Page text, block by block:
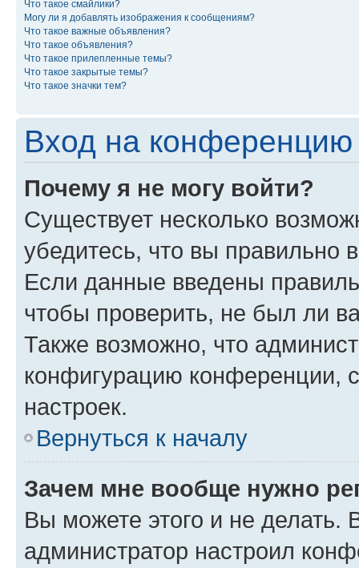
Что такое смайлики?
Могу ли я добавлять изображения к сообщениям?
Что такое важные объявления?
Что такое объявления?
Что такое прилепленные темы?
Что такое закрытые темы?
Что такое значки тем?
Вход на конференцию
Почему я не могу войти?
Существует несколько
убедитесь, что вы правильно
Если данные введены
чтобы проверить, не был ли
Также возможно, что
конфигурацию конференции,
настроек.
Вернуться к началу
Зачем мне вообще нужно
Вы можете этого и не делать.
администратор настроил